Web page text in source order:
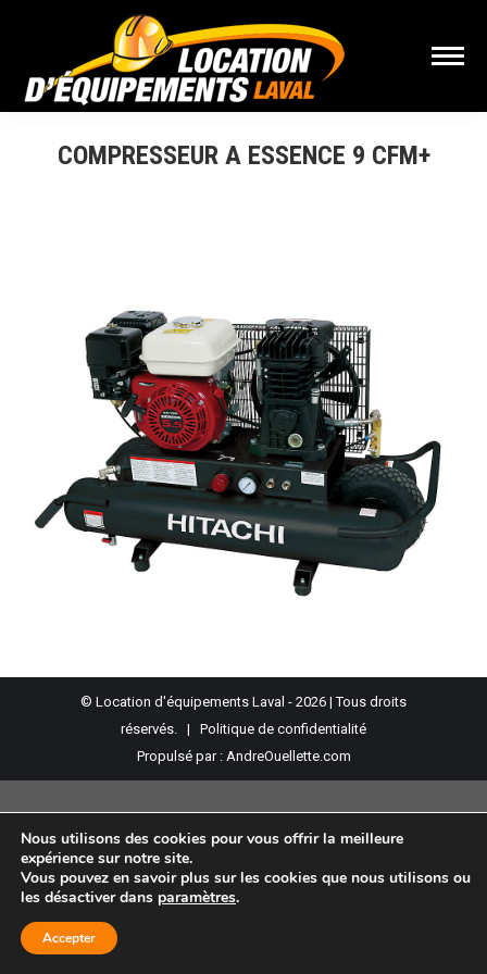
COMPRESSEUR A ESSENCE 9 CFM+
© Location d'équipements Laval - 2026 | Tous droits
réservés. | Politique de confidentialité
Propulsé par : AndreOuellette.com
Nous utilisons des cookies pour vous offrir la meilleure
expérience sur notre site.
Vous pouvez en savoir plus sur les cookies que nous utilisons ou
les désactiver dans paramètres.
Accepter